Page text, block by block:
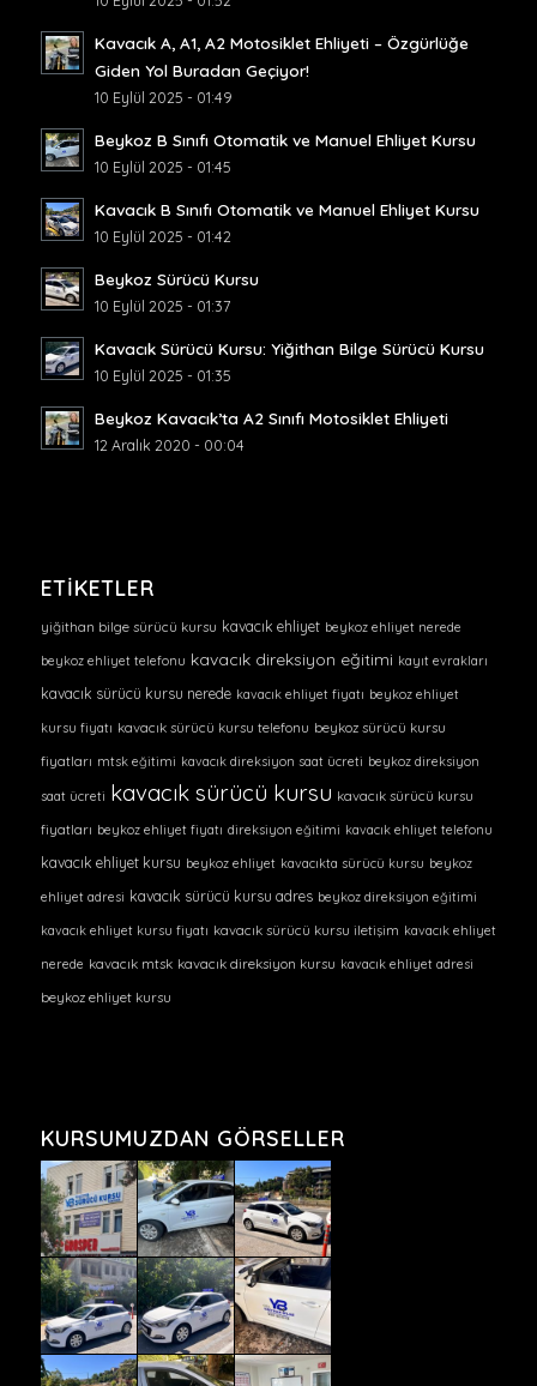
Kavacık A, A1, A2 Motosiklet Ehliyeti – Özgürlüğe
Giden Yol Buradan Geçiyor!
10 Eylül 2025 - 01:49
Beykoz B Sınıfı Otomatik ve Manuel Ehliyet Kursu
10 Eylül 2025 - 01:45
Kavacık B Sınıfı Otomatik ve Manuel Ehliyet Kursu
10 Eylül 2025 - 01:42
Beykoz Sürücü Kursu
10 Eylül 2025 - 01:37
Kavacık Sürücü Kursu: Yiğithan Bilge Sürücü Kursu
10 Eylül 2025 - 01:35
Beykoz Kavacık’ta A2 Sınıfı Motosiklet Ehliyeti
12 Aralık 2020 - 00:04
ETIKETLER
yiğithan bilge sürücü kursu kavacık ehliyet beykoz ehliyet nerede
beykoz ehliyet telefonu kavacık direksiyon eğitimi kayıt evrakları
kavacık sürücü kursu nerede kavacık ehliyet fiyatı beykoz ehliyet
kursu fiyatı kavacık sürücü kursu telefonu beykoz sürücü kursu
fiyatları mtsk eğitimi kavacık direksiyon saat ücreti beykoz direksiyon
saat ücreti kavacık sürücü kursu kavacık sürücü kursu
fiyatları beykoz ehliyet fiyatı direksiyon eğitimi kavacık ehliyet telefonu
kavacık ehliyet kursu beykoz ehliyet kavacıkta sürücü kursu beykoz
ehliyet adresi kavacık sürücü kursu adres beykoz direksiyon eğitimi
kavacık ehliyet kursu fiyatı kavacık sürücü kursu iletişim kavacık ehliyet
nerede kavacık mtsk kavacık direksiyon kursu kavacık ehliyet adresi
beykoz ehliyet kursu
KURSUMUZDAN GÖRSELLER